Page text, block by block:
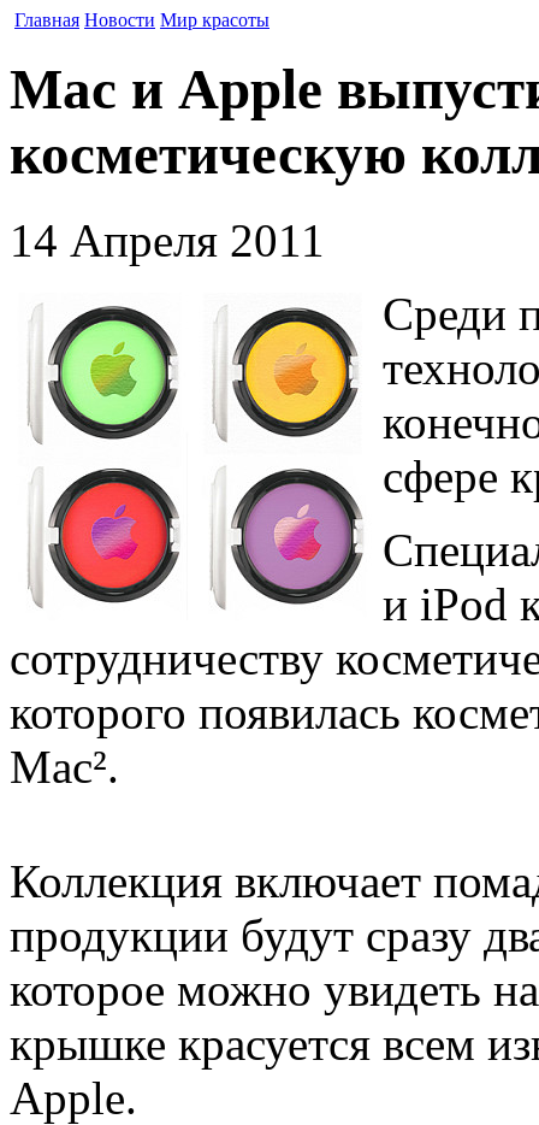
Главная Новости Мир красоты
Mac и Apple
косметическую
14 Апреля 2011
Среди
сфере
и iPod
сотрудничеству
которого появилась
Mac².
Коллекция включает
продукции будут сразу
которое можно увидеть
крышке красуется всем
Apple.